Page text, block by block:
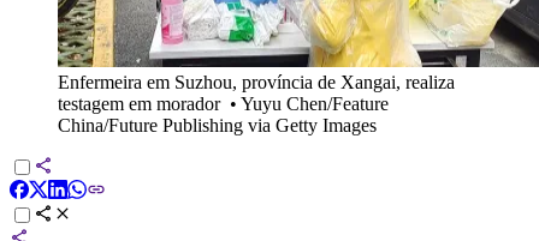
Enfermeira em Suzhou, província de Xangai, realiza
testagem em morador• Yuyu Chen/Feature
China/Future Publishing via Getty Images